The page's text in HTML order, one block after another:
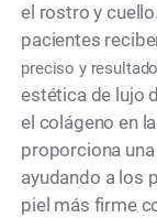
el rostro y
pacientes
preciso y
estética de lujo
el colágeno en
proporciona
ayudando a los
piel más firme